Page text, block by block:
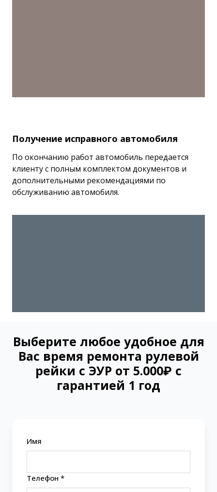
Получение исправного автомобиля
По окончанию работ автомобиль передается
клиенту с полным комплектом документов и
дополнительными рекомендациями по
обслуживанию автомобиля.
Выберите любое удобное для
Вас время ремонта рулевой
рейки с ЭУР от 5.000₽ с
гарантией 1 год
Имя
Телефон *